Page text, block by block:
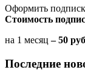
Оформить
Стоимость
на 1 месяц – 50
Последние